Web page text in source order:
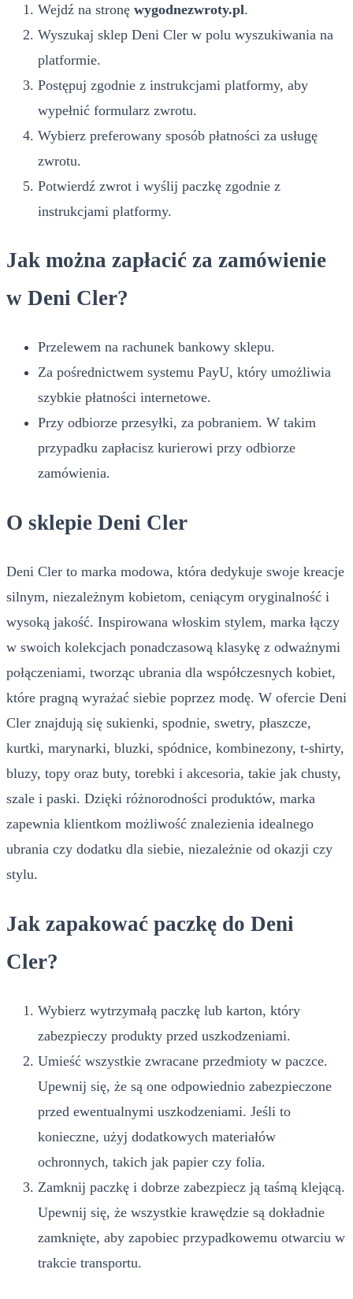
Wejdź na stronę wygodnezwroty.pl.
Wyszukaj sklep Deni Cler w polu wyszukiwania na
platformie.
Postępuj zgodnie z instrukcjami platformy, aby
wypełnić formularz zwrotu.
Wybierz preferowany sposób płatności za usługę
zwrotu.
Potwierdź zwrot i wyślij paczkę zgodnie z
instrukcjami platformy.
Jak można zapłacić za zamówienie
w Deni Cler?
Przelewem na rachunek bankowy sklepu.
Za pośrednictwem systemu PayU, który umożliwia
szybkie płatności internetowe.
Przy odbiorze przesyłki, za pobraniem. W takim
przypadku zapłacisz kurierowi przy odbiorze
zamówienia.
O sklepie Deni Cler
Deni Cler to marka modowa, która dedykuje swoje kreacje
silnym, niezależnym kobietom, ceniącym oryginalność i
wysoką jakość. Inspirowana włoskim stylem, marka łączy
w swoich kolekcjach ponadczasową klasykę z odważnymi
połączeniami, tworząc ubrania dla współczesnych kobiet,
które pragną wyrażać siebie poprzez modę. W ofercie Deni
Cler znajdują się sukienki, spodnie, swetry, płaszcze,
kurtki, marynarki, bluzki, spódnice, kombinezony, t-shirty,
bluzy, topy oraz buty, torebki i akcesoria, takie jak chusty,
szale i paski. Dzięki różnorodności produktów, marka
zapewnia klientkom możliwość znalezienia idealnego
ubrania czy dodatku dla siebie, niezależnie od okazji czy
stylu.
Jak zapakować paczkę do Deni
Cler?
Wybierz wytrzymałą paczkę lub karton, który
zabezpieczy produkty przed uszkodzeniami.
Umieść wszystkie zwracane przedmioty w paczce.
Upewnij się, że są one odpowiednio zabezpieczone
przed ewentualnymi uszkodzeniami. Jeśli to
konieczne, użyj dodatkowych materiałów
ochronnych, takich jak papier czy folia.
Zamknij paczkę i dobrze zabezpiecz ją taśmą klejącą.
Upewnij się, że wszystkie krawędzie są dokładnie
zamknięte, aby zapobiec przypadkowemu otwarciu w
trakcie transportu.